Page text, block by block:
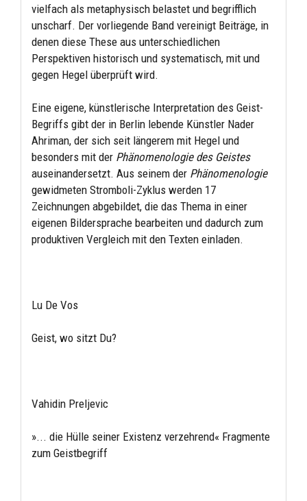
vielfach als metaphysisch belastet und begrifflich
unscharf. Der vorliegende Band vereinigt Beiträge, in
denen diese These aus unterschiedlichen
Perspektiven historisch und systematisch, mit und
gegen Hegel überprüft wird.
Eine eigene, künstlerische Interpretation des Geist-
Begriffs gibt der in Berlin lebende Künstler Nader
Ahriman, der sich seit längerem mit Hegel und
besonders mit der Phänomenologie des Geistes
auseinandersetzt. Aus seinem der Phänomenologie
gewidmeten Stromboli-Zyklus werden 17
Zeichnungen abgebildet, die das Thema in einer
eigenen Bildersprache bearbeiten und dadurch zum
produktiven Vergleich mit den Texten einladen.
Lu De Vos
Geist, wo sitzt Du?
Vahidin Preljevic
»... die Hülle seiner Existenz verzehrend« Fragmente
zum Geistbegriff